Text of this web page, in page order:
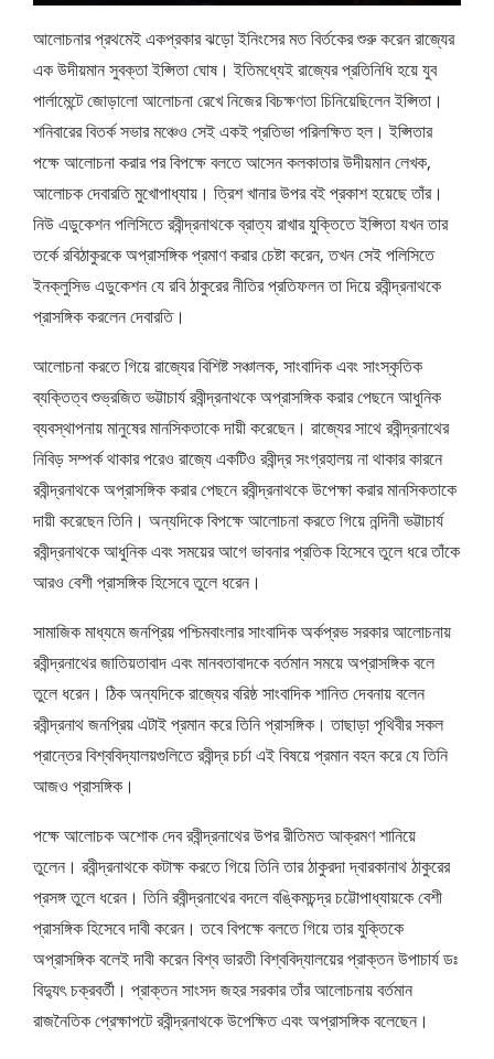
আলোচনার প্রথমেই একপ্রকার ঝড়ো ইনিংসের মত বির্তকের শুরু করেন রাজ্যের
এক উদীয়মান সুবক্তা ইপ্সিতা ঘোষ। ইতিমধ্যেই রাজ্যের প্রতিনিধি হয়ে যুব
পার্লামেন্টে জোড়ালো আলোচনা রেখে নিজের বিচক্ষণতা চিনিয়েছিলেন ইপ্সিতা।
শনিবারের বিতর্ক সভার মঞ্চেও সেই একই প্রতিভা পরিলক্ষিত হল। ইপ্সিতার
পক্ষে আলোচনা করার পর বিপক্ষে বলতে আসেন কলকাতার উদীয়মান লেখক,
আলোচক দেবারতি মুখোপাধ্যায়। ত্রিশ খানার উপর বই প্রকাশ হয়েছে তাঁর।
নিউ এডুকেশন পলিসিতে রবীন্দ্রনাথকে ব্রাত্য রাখার যুক্তিতে ইপ্সিতা যখন তার
তর্কে রবিঠাকুরকে অপ্রাসঙ্গিক প্রমাণ করার চেষ্টা করেন, তখন সেই পলিসিতে
ইনক্লুসিভ এডুকেশন যে রবি ঠাকুরের নীতির প্রতিফলন তা দিয়ে রবীন্দ্রনাথকে
প্রাসঙ্গিক করলেন দেবারতি।
আলোচনা করতে গিয়ে রাজ্যের বিশিষ্ট সঞ্চালক, সাংবাদিক এবং সাংস্কৃতিক
ব্যক্তিত্ব শুভ্রজিত ভট্টাচার্য রবীন্দ্রনাথকে অপ্রাসঙ্গিক করার পেছনে আধুনিক
ব্যবস্থাপনায় মানুষের মানসিকতাকে দায়ী করেছেন। রাজ্যের সাথে রবীন্দ্রনাথের
নিবিড় সম্পর্ক থাকার পরেও রাজ্যে একটিও রবীন্দ্র সংগ্রহালয় না থাকার কারনে
রবীন্দ্রনাথকে অপ্রাসঙ্গিক করার পেছনে রবীন্দ্রনাথকে উপেক্ষা করার মানসিকতাকে
দায়ী করেছেন তিনি। অন্যদিকে বিপক্ষে আলোচনা করতে গিয়ে নন্দিনী ভট্টাচার্য
রবীন্দ্রনাথকে আধুনিক এবং সময়ের আগে ভাবনার প্রতিক হিসেবে তুলে ধরে তাঁকে
আরও বেশী প্রাসঙ্গিক হিসেবে তুলে ধরেন।
সামাজিক মাধ্যমে জনপ্রিয় পশ্চিমবাংলার সাংবাদিক অর্কপ্রভ সরকার আলোচনায়
রবীন্দ্রনাথের জাতিয়তাবাদ এবং মানবতাবাদকে বর্তমান সময়ে অপ্রাসঙ্গিক বলে
তুলে ধরেন। ঠিক অন্যদিকে রাজ্যের বরিষ্ঠ সাংবাদিক শানিত দেবনায় বলেন
রবীন্দ্রনাথ জনপ্রিয় এটাই প্রমান করে তিনি প্রাসঙ্গিক। তাছাড়া পৃথিবীর সকল
প্রান্তের বিশ্ববিদ্যালয়গুলিতে রবীন্দ্র চর্চা এই বিষয়ে প্রমান বহন করে যে তিনি
আজও প্রাসঙ্গিক।
পক্ষে আলোচক অশোক দেব রবীন্দ্রনাথের উপর রীতিমত আক্রমণ শানিয়ে
তুলেন। রবীন্দ্রনাথকে কটাক্ষ করতে গিয়ে তিনি তার ঠাকুরদা দ্বারকানাথ ঠাকুরের
প্রসঙ্গ তুলে ধরেন। তিনি রবীন্দ্রনাথের বদলে বঙ্কিমচন্দ্র চট্টোপাধ্যায়কে বেশী
প্রাসঙ্গিক হিসেবে দাবী করেন। তবে বিপক্ষে বলতে গিয়ে তার যুক্তিকে
অপ্রাসঙ্গিক বলেই দাবী করেন বিশ্ব ভারতী বিশ্ববিদ্যালয়ের প্রাক্তন উপাচার্য ডঃ
বিদ্যুৎ চক্রবর্তী। প্রাক্তন সাংসদ জহর সরকার তাঁর আলোচনায় বর্তমান
রাজনৈতিক প্রেক্ষাপটে রবীন্দ্রনাথকে উপেক্ষিত এবং অপ্রাসঙ্গিক বলেছেন।